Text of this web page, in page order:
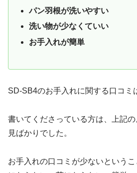
パン羽根が洗いやすい
洗い物が少なくていい
お手入れが簡単
SD-SB4のお手入れに関する口コミ
書いてくださっている方は、上記
見ばかりでした。
お手入れの口コミが少ないという